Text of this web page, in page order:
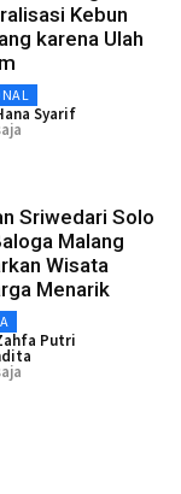
Kebun
karena Ulah
Syarif
Sriwedari Solo
Malang
Wisata
Menarik
Putri